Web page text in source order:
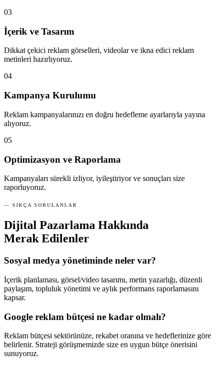
03
İçerik ve Tasarım
Dikkat çekici reklam görselleri, videolar ve ikna edici reklam
metinleri hazırlıyoruz.
04
Kampanya Kurulumu
Reklam kampanyalarınızı en doğru hedefleme ayarlarıyla yayına
alıyoruz.
05
Optimizasyon ve Raporlama
Kampanyaları sürekli izliyor, iyileştiriyor ve sonuçları size
raporluyoruz.
— SIKÇA SORULANLAR
Dijital Pazarlama Hakkında
Merak Edilenler
Sosyal medya yönetiminde neler var?
İçerik planlaması, görsel/video tasarımı, metin yazarlığı, düzenli
paylaşım, topluluk yönetimi ve aylık performans raporlamasını
kapsar.
Google reklam bütçesi ne kadar olmalı?
Reklam bütçesi sektörünüze, rekabet oranına ve hedeflerinize göre
belirlenir. Strateji görüşmemizde size en uygun bütçe önerisini
sunuyoruz.